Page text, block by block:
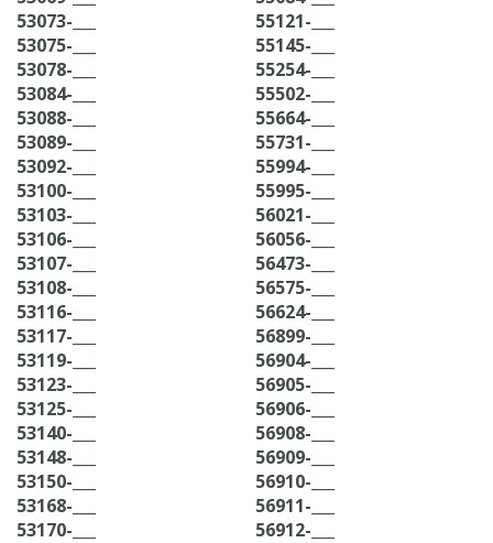
53073-___
53075-___
53078-___
53084-___
53088-___
53089-___
53092-___
53100-___
53103-___
53106-___
53107-___
53108-___
53116-___
53117-___
53119-___
53123-___
53125-___
53140-___
53148-___
53150-___
53168-___
53170-___
55121-___
55145-___
55254-___
55502-___
55664-___
55731-___
55994-___
55995-___
56021-___
56056-___
56473-___
56575-___
56624-___
56899-___
56904-___
56905-___
56906-___
56908-___
56909-___
56910-___
56911-___
56912-___